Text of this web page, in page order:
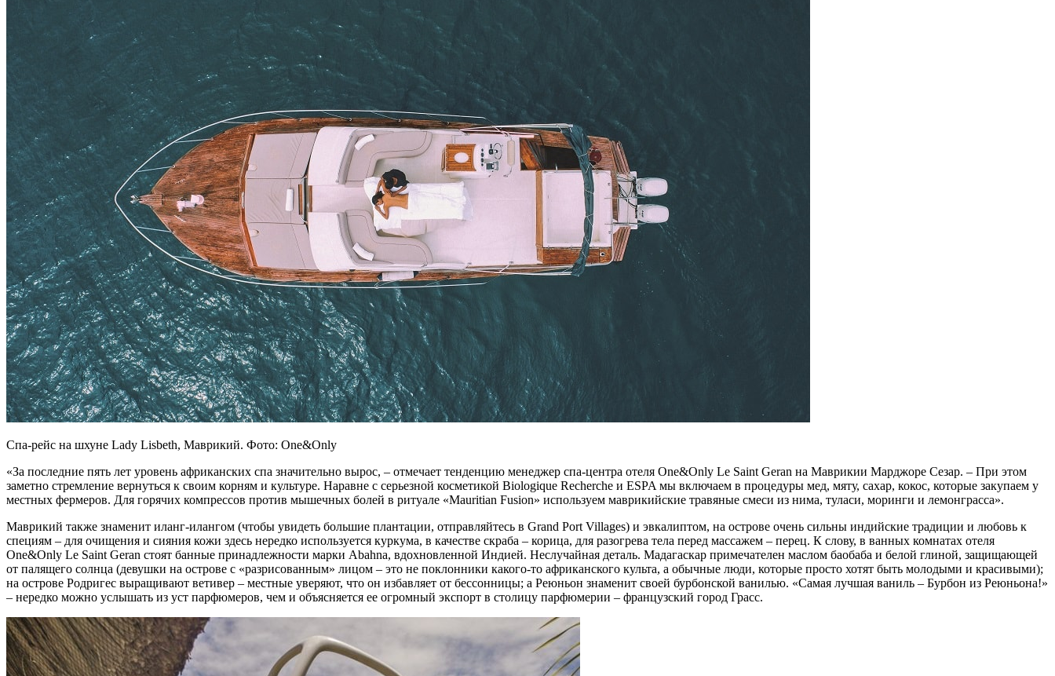
Спа-рейс на шхуне Lady Lisbeth, Маврикий. Фото: One&Only
«За последние пять лет уровень африканских спа значительно вырос, – отмечает тенденцию менеджер спа-центра отеля One&Only Le Saint Geran на Маврикии Марджоре Сезар. – При этом
заметно стремление вернуться к своим корням и культуре. Наравне с серьезной косметикой Biologique Recherche и ESPA мы включаем в процедуры мед, мяту, сахар, кокос, которые закупаем у
местных фермеров. Для горячих компрессов против мышечных болей в ритуале «Mauritian Fusion» используем маврикийские травяные смеси из нима, туласи, моринги и лемонграсса».
Маврикий также знаменит иланг-илангом (чтобы увидеть большие плантации, отправляйтесь в Grand Port Villages) и эвкалиптом, на острове очень сильны индийские традиции и любовь к
специям – для очищения и сияния кожи здесь нередко используется куркума, в качестве скраба – корица, для разогрева тела перед массажем – перец. К слову, в ванных комнатах отеля
One&Only Le Saint Geran стоят банные принадлежности марки Abahna, вдохновленной Индией. Неслучайная деталь. Мадагаскар примечателен маслом баобаба и белой глиной, защищающей
от палящего солнца (девушки на острове с «разрисованным» лицом – это не поклонники какого-то африканского культа, а обычные люди, которые просто хотят быть молодыми и красивыми);
на острове Родригес выращивают ветивер – местные уверяют, что он избавляет от бессонницы; а Реюньон знаменит своей бурбонской ванилью. «Самая лучшая ваниль – Бурбон из Реюньона!»
– нередко можно услышать из уст парфюмеров, чем и объясняется ее огромный экспорт в столицу парфюмерии – французский город Грасс.